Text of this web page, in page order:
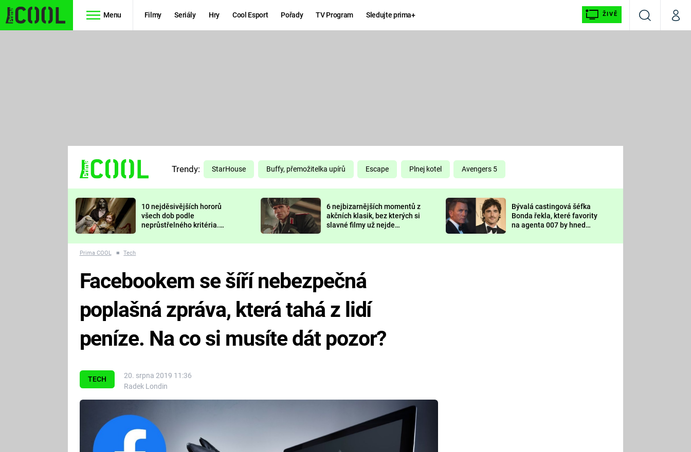
Menu Filmy Seriály Hry Cool Esport Pořady TV Program Sledujte prima+ ŽIVĚ
VyhledáváníMůj
TŘESKU
FUTURAMA
PREDÁTOR
DELIVERANCE
KOMEDIE
CHUCK
NORRIS
DEADPOOL
Prima LAJK
Sledujte nás
Trendy: StarHouse Buffy, přemožitelka upírů Escape Plnej kotel Avengers 5
10 nejděsivějších hororů
všech dob podle
neprůstřelného kritéria.
nejvíc zvednou tep?
6 nejbizarnějších momentů z
akčních klasik, bez kterých si
slavné filmy už nejde
Bývalá castingová šéfka
Bonda řekla, které favority
na agenta 007 by hned
Prima COOL ■ Tech
TECH
20. srpna 2019 11:36
Radek Londin
Facebookem se šíří nebezpečná
poplašná zpráva, která tahá z lidí
peníze. Na co si musíte dát pozor?